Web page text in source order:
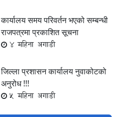
कार्यालय समय परिवर्तन भएको सम्बन्धी
राजपत्रमा प्रकाशित सूचना
4 महिना अगाडी
जिल्ला प्रशासन कार्यालय नुवाकोटको
अनुरोध !!!
5 महिना अगाडी